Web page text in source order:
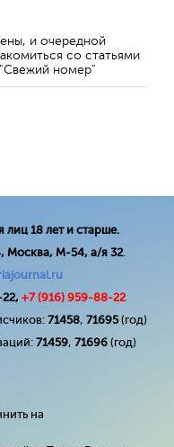
и очередной
со статьями
номер"
лиц 18 лет и старше.
Москва, М-54, а/я 32.
+7 (916) 959-88-22
71458, 71695(год)
71459, 71696 (год)
на